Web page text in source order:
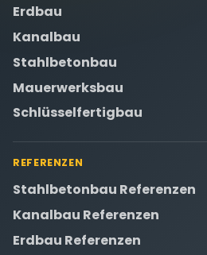
Erdbau
Kanalbau
Stahlbetonbau
Mauerwerksbau
Schlüsselfertigbau
REFERENZEN
Stahlbetonbau Referenzen
Kanalbau Referenzen
Erdbau Referenzen